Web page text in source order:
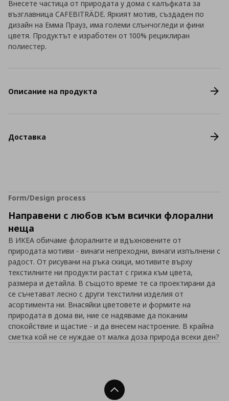
Внесете частица от природата у дома с калъфката за
възглавница CAFEBITRÄDE. Яркият мотив, създаден по
дизайн на Емма Прауз, има големи слънчогледи и фини
цветя. Продуктът е изработен от 100% рециклиран
полиестер.
Описание на продукта
Доставка
Form/Design process
Направени с любов към всички флорални
неща
В ИКЕА обичаме флоралните и вдъхновените от
природата мотиви - винаги непреходни, винаги изпълнени с
радост. От рисувани на ръка скици, мотивите върху
текстилните ни продукти растат с грижа към цвета,
размера и детайла. В същото време те са проектирани да
се съчетават лесно с други текстилни изделия от
асортимента ни. Внасяйки цветовете и формите на
природата в дома ви, ние се надяваме да поканим
спокойствие и щастие - и да внесем настроение. В крайна
сметка кой не се нуждае от малка доза природа всеки ден?
Нагоре